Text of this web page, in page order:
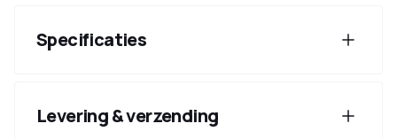
Specificaties
Levering & verzending